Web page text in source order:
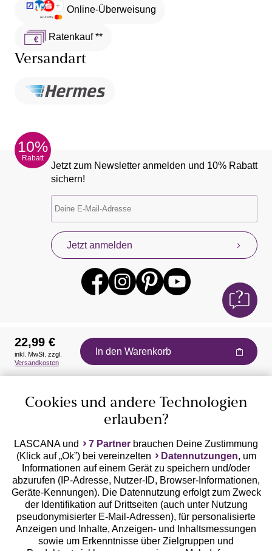
Online-Überweisung
Ratenkauf **
Versandart
10%
Rabatt
Jetzt zum Newsletter anmelden und 10% Rabatt
sichern!
Jetzt anmelden
Auszeichnungen
Geprüfte Sicherheit
Unsere Apps
22,99 €
inkl. MwSt. zzgl.
Versandkosten
In den Warenkorb
Cookies und andere Technologien
erlauben?
LASCANA und 7 Partner brauchen Deine Zustimmung
(Klick auf „Ok”) bei vereinzelten
Datennutzungen, um
Informationen auf einem Gerät zu speichern und/oder
abzurufen (IP-Adresse, Nutzer-ID, Browser-Informationen,
Geräte-Kennungen). Die Datennutzung erfolgt zum Zweck
der Identifikation auf Drittseiten (auch unter Nutzung
pseudonymisierter E-Mail-Adressen), für personalisierte
Anzeigen und Inhalte, Anzeigen- und Inhaltsmessungen
sowie um Erkenntnisse über Zielgruppen und